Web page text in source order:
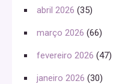
abril 2026 (35)
março 2026 (66)
fevereiro 2026 (47)
janeiro 2026 (30)